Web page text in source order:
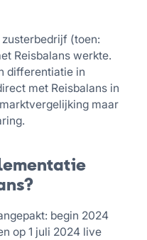
zusterbedrijf (toen:
Reisbalans werkte.
differentiatie in
met Reisbalans in
maar
begin 2024
op 1 juli 2024 live